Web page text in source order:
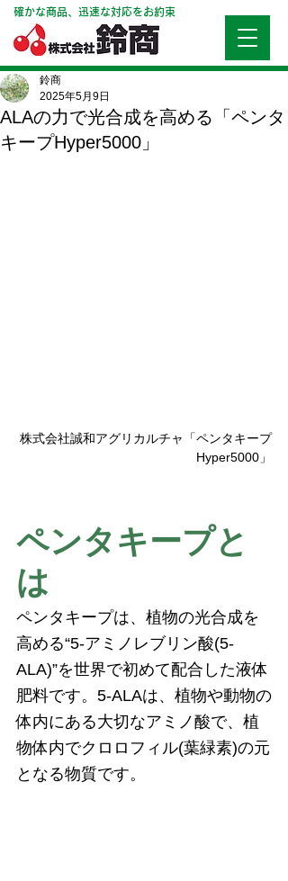
確かな商品、迅速な対応をお約束
ALAの力で光合成を高める「ペンタ
キープHyper5000」
鈴商
2025年5月9日
株式会社誠和アグリカルチャ「ペンタキープ
Hyper5000」
ペンタキープと
は
ペンタキープは、植物の光合成を
高める“5-アミノレブリン酸(5-
ALA)”を世界で初めて配合した液体
肥料です。5-ALAは、植物や動物の
体内にある大切なアミノ酸で、植
物体内でクロロフィル(葉緑素)の元
となる物質です。